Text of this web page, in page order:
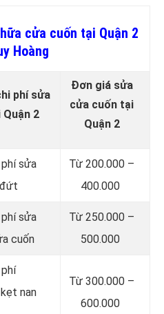
cửa cuốn tại Quận 2
Hoàng
phí sửa
2
Đơn giá sửa
cửa cuốn tại
Quận 2
sửa
Từ 200.000 –
400.000
sửa
cuốn
Từ 250.000 –
500.000
nan
Từ 300.000 –
600.000